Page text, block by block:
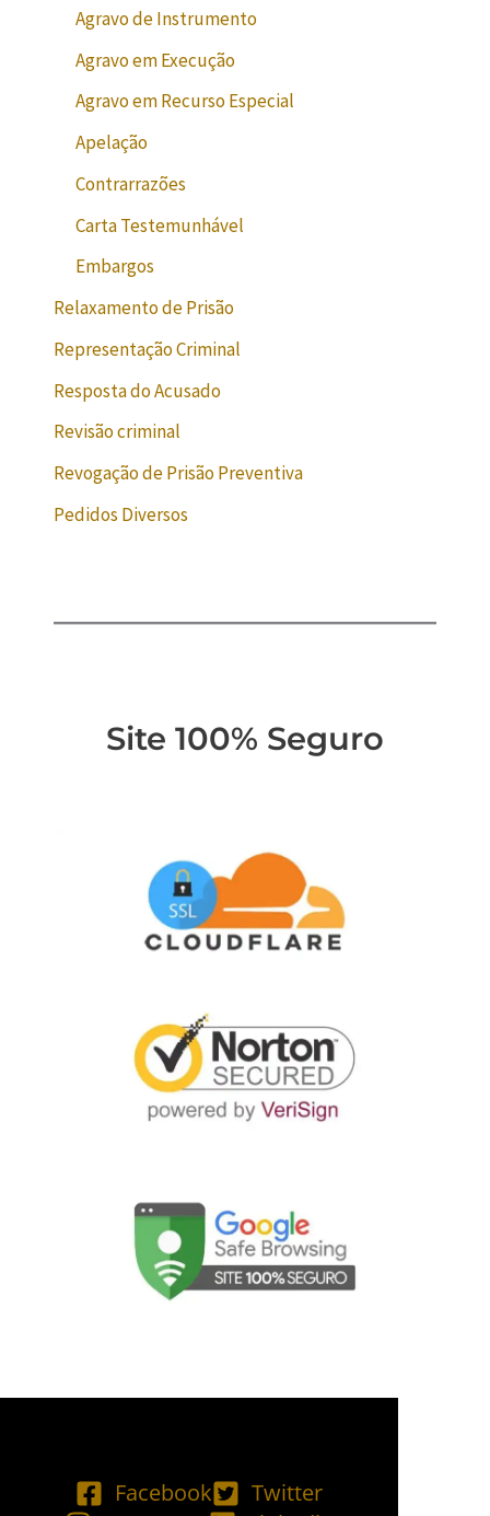
Agravo de Instrumento
Agravo em Execução
Agravo em Recurso Especial
Apelação
Contrarrazões
Carta Testemunhável
Embargos
Relaxamento de Prisão
Representação Criminal
Resposta do Acusado
Revisão criminal
Revogação de Prisão Preventiva
Pedidos Diversos
Site 100% Seguro
Facebook
Twitter